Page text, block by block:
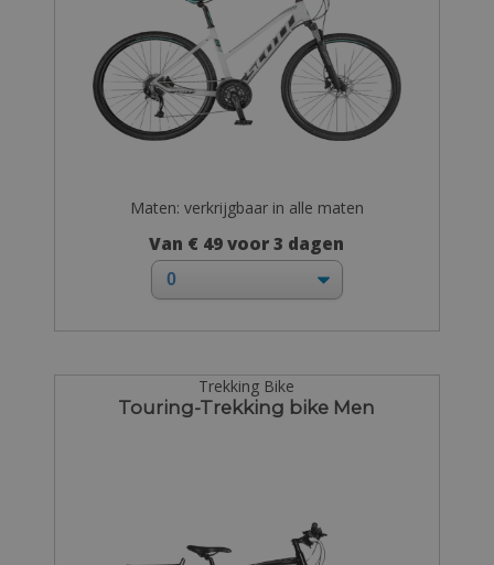
Maten: verkrijgbaar in alle maten
Van € 49 voor 3 dagen
Trekking Bike
Touring-Trekking bike Men